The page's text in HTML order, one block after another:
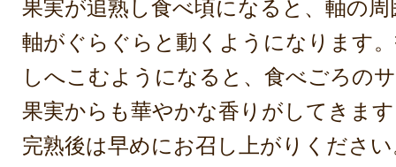
果実が追熟し食べ頃になると、軸の
軸がぐらぐらと動くようになります
しへこむようになると、食べごろの
果実からも華やかな香りがしてきま
完熟後は早めにお召し上がりくださ